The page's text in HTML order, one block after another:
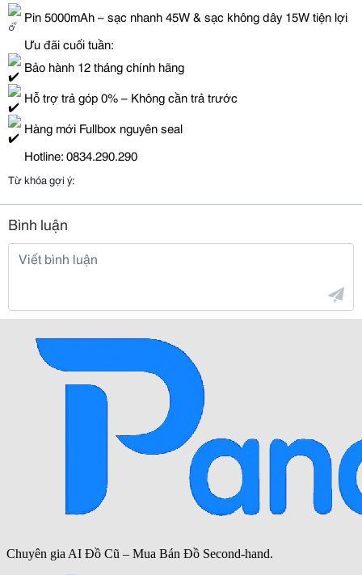
Pin 5000mAh – sạc nhanh 45W & sạc không dây 15W tiện lợi
Ưu đãi cuối tuần:
Bảo hành 12 tháng chính hãng
Hỗ trợ trả góp 0% – Không cần trả trước
Hàng mới Fullbox nguyên seal
Hotline: 0834.290.290
Từ khóa gợi ý:
Bình luận